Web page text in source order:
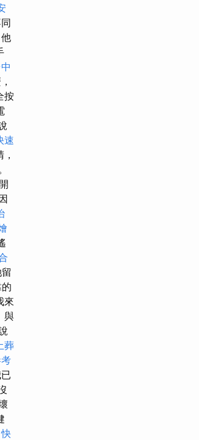
他
按
速
來
與
葬
快